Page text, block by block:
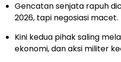
Gencatan senjata rapuh
2026, tapi negosiasi macet.
Kini kedua pihak saling
ekonomi, dan aksi militer